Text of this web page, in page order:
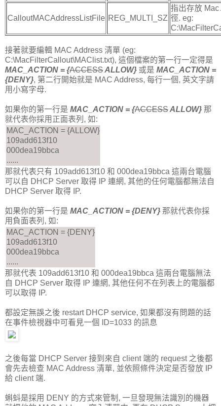
CalloutMACAddressListFile REG_MULTI_SZ
指出存放
徑. eg:
接著就要編輯 MAC Address 清單 (eg:
C:\MacFilterCallout\MAClist.txt), 這個檔案的第一行一定得是
MAC_ACTION = {ACCESSALLOW} 或是 MAC_ACTION =
{DENY}, 第二行開始就是 MAC Address, 每行一個, 英文字請
用小寫字母.
如果你的第一行是 MAC_ACTION = {ACCESSALLOW} 那
就代表你採用正面表列, 如:
MAC_ACTION = {ALLOW}
109add613f10
000dea19bbca
......
那就代表只有 109add613f10 和 000dea19bbca 這兩台電腦
可以自 DHCP Server 取得 IP 連網, 其他的任何電腦都無法自
DHCP Server 取得 IP.
如果你的第一行是 MAC_ACTION = {DENY} 那就代表你採
用負面表列, 如:
MAC_ACTION = {DENY}
109add613f10
000dea19bbca
......
那就代表 109add613f10 和 000dea19bbca 這兩台電腦無法
自 DHCP Server 取得 IP 連網, 其他任何不在列表上的電腦都
可以取得 IP.
都設定無誤之後 restart DHCP service, 如果都沒有問題的話
在事件檢視器中可看見一個 ID=1033 的訊息
之後每當 DHCP Server 接到來自 client 端的 request 之後都
會先去檢查 MAC Address 清單, 並依照條件決定是否發放 IP
給 client 端.
蝌蚪是採用 DENY 的方式來管制, 一旦發現無法識別的機器